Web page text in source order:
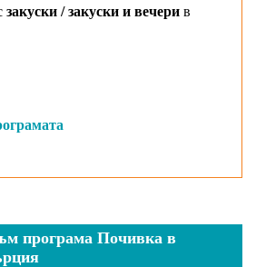
закуски / закуски и вечери в
програма Почивка в